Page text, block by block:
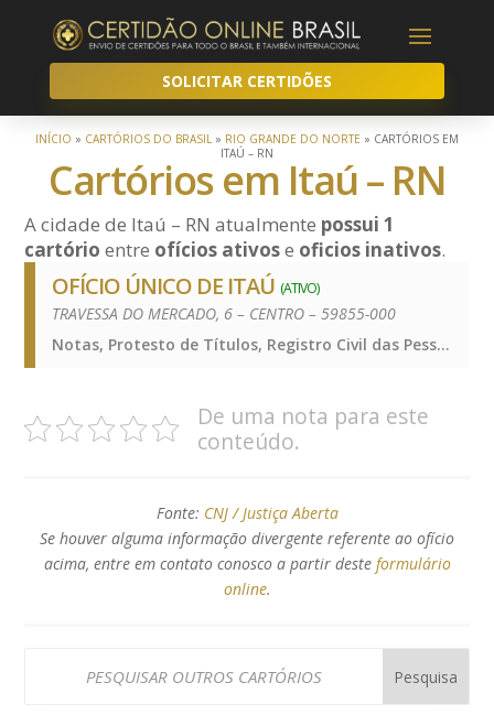
SOLICITAR CERTIDÕES
INÍCIO » CARTÓRIOS DO BRASIL » RIO GRANDE DO NORTE » CARTÓRIOS EM
ITAÚ – RN
Cartórios em Itaú – RN
A cidade de Itaú – RN atualmente possui 1
cartório entre ofícios ativose oficios inativos.
OFÍCIO ÚNICO DE ITAÚ (ATIVO)
TRAVESSA DO MERCADO, 6 – CENTRO – 59855-000
Notas, Protesto de Títulos, Registro Civil das Pessoas Naturais e de Interdições e Tutelas, Registro de Imóveis, Registro de Títulos e Documentos e Civis das Pessoas Jurídicas, Notas, Protesto de Títulos, Registro Civil das Pessoas Naturais e de Interdições e Tutelas, Registro de Imóveis, Registro de Títulos e Documentos e Civis das Pessoas Jurídicas, Notas, Protesto de Títulos, Registro Civil das Pessoas Naturais e de Interdições e Tutelas, Registro de Imóveis, Registro de Títulos e Documentos e Civis das Pessoas Jurídicas
De uma nota para este
conteúdo.
Fonte: CNJ / Justiça Aberta
Se houver alguma informação divergente referente ao ofício
acima, entre em contato conosco a partir deste formulário
online.